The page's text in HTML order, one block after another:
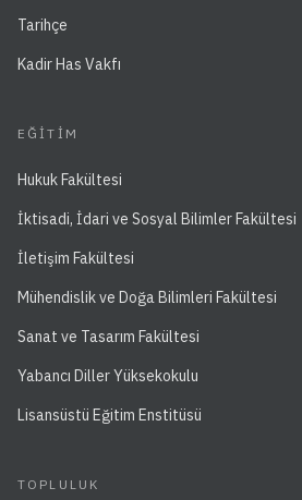
Tarihçe
Kadir Has Vakfı
EĞITIM
Hukuk Fakültesi
İktisadi, İdari ve Sosyal Bilimler Fakültesi
İletişim Fakültesi
Mühendislik ve Doğa Bilimleri Fakültesi
Sanat ve Tasarım Fakültesi
Yabancı Diller Yüksekokulu
Lisansüstü Eğitim Enstitüsü
TOPLULUK